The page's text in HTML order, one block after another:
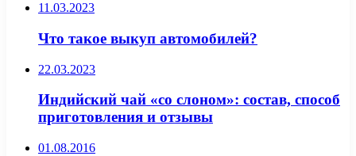
11.03.2023
Что такое выкуп автомобилей?
22.03.2023
Индийский чай «со слоном»: состав, способ
приготовления и отзывы
01.08.2016